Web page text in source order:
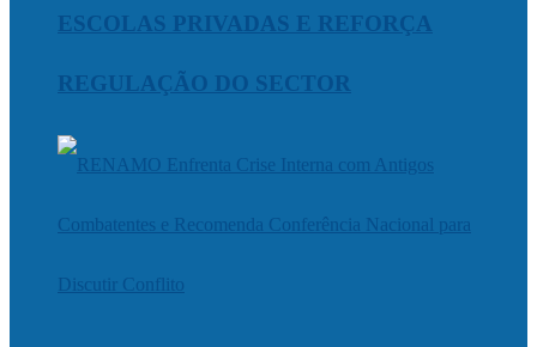
ESCOLAS PRIVADAS E REFORÇA
REGULAÇÃO DO SECTOR